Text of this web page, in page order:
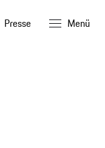
Presse Menü